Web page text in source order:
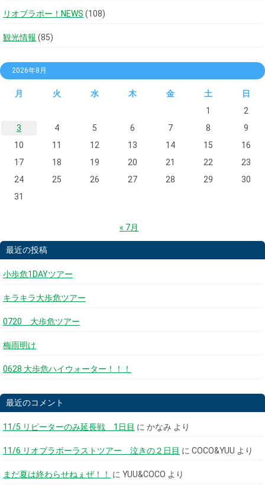
リオブラボー！NEWS (108)
観光情報 (85)
2026年8月
月 火 水 木 金 土
日
1
2
3
4 5 6 7 8
9
10
11 12 13 14 15
16
17
18 19 20 21 22
23
24
25 26 27 28 29
30
31
« 7月
最近の投稿
小歩危1DAYツアー
キラキラ大歩危ツアー
0720 大歩危ツアー
梅雨明け
0628 大歩危ハイウォーター！！！
最近のコメント
11/5 リピーターのみ延長戦 1日目 に かなみ より
11/6 リオブラボーラストツアー 泣きの２日目 に COCO&YUU より
まだ夏は終わらせねぇぜ！！ に YUU&COCO より